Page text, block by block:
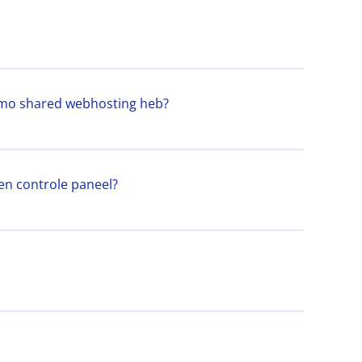
shared webhosting heb?
controle paneel?